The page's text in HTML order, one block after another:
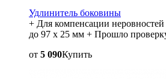
Удлинитель боковины
+ Для компенсации
до 97 x 25 мм + Прошло
от 5 090Купить